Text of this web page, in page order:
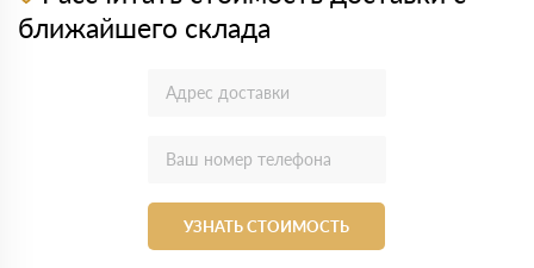
ближайшего склада
УЗНАТЬ СТОИМОСТЬ